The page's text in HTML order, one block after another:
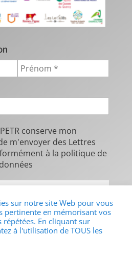
conserve mon
m'envoyer des Lettres
à la politique de
2021
politiques de confidentialité
sur notre site Web pour vous
pertinente en mémorisant vos
répétées. En cliquant sur
à l'utilisation de TOUS les